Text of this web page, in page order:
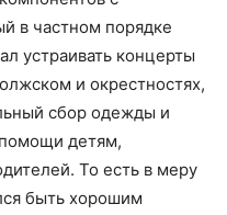
в частном порядке
устраивать концерты
и окрестностях,
сбор одежды и
детям,
То есть в меру
быть хорошим